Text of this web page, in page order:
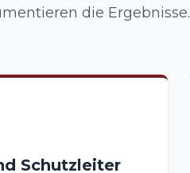
die Ergebnisse.
Schutzleiter